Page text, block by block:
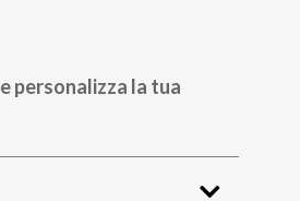
e personalizza la tua